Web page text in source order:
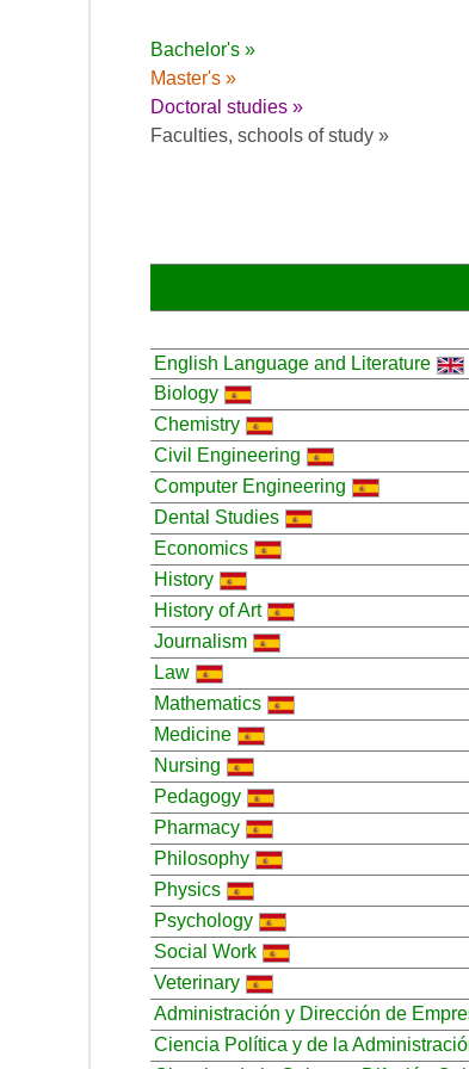
Bachelor's »
Master's »
Doctoral studies »
Faculties, schools of study »
English Language and Literature
Biology
Chemistry
Civil Engineering
Computer Engineering
Dental Studies
Economics
History
History of Art
Journalism
Law
Mathematics
Medicine
Nursing
Pedagogy
Pharmacy
Philosophy
Physics
Psychology
Social Work
Veterinary
Administración y Dirección de
Ciencia Política y de la